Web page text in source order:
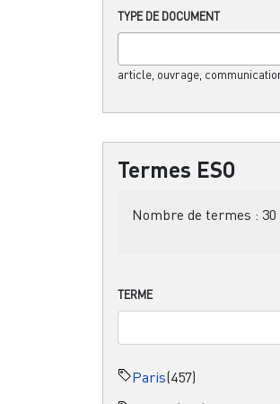
TYPE DE DOCUMENT
article, ouvrage,
Termes ESO
Nombre de termes : 30
TERME
Paris(457)